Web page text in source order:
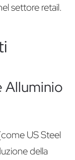
settore retail.
Alluminio
US Steel
della